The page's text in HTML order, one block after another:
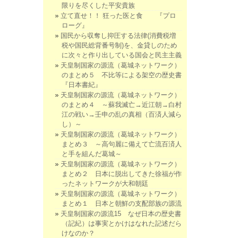
限りを尽くした平安貴族
立て直せ！！ 狂った医と食 『プロ
ローグ』
国民から収奪し抑圧する法律(消費税増
税や国民総背番号制)を、金貸しのため
に次々と作り出している国会と民主主義
天皇制国家の源流（葛城ネットワーク）
のまとめ５ 不比等による架空の歴史書
『日本書紀』
天皇制国家の源流（葛城ネットワーク）
のまとめ４ ～蘇我滅亡→近江朝→白村
江の戦い→壬申の乱の真相（百済人減ら
し）～
天皇制国家の源流（葛城ネットワーク）
まとめ３ ～高句麗に備えて亡流百済人
と手を組んだ葛城～
天皇制国家の源流（葛城ネットワーク）
まとめ２ 日本に脱出してきた徐福が作
ったネットワークが大和朝廷
天皇制国家の源流（葛城ネットワーク）
まとめ１ 日本と朝鮮の支配部族の源流
天皇制国家の源流15 なぜ日本の歴史書
（記紀）は事実とかけはなれた記述だら
けなのか？